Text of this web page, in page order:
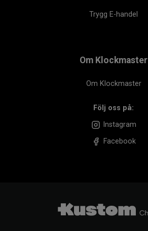
Trygg E-handel
Om Klockmaster
Om Klockmaster
Följ oss på:
Instagram
Facebook